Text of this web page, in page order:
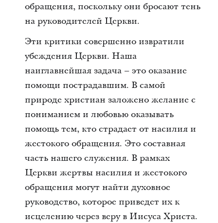
обращения, поскольку они бросают тень
на руководителей Церкви.
Эти критики совершенно извратили
убеждения Церкви. Наша
наиглавнейшая задача – это оказание
помощи пострадавшим. В самой
природе христиан заложено желание с
пониманием и любовью оказывать
помощь тем, кто страдает от насилия и
жестокого обращения. Это составная
часть нашего служения. В рамках
Церкви жертвы насилия и жестокого
обращения могут найти духовное
руководство, которое приведет их к
исцелению через веру в Иисуса Христа.